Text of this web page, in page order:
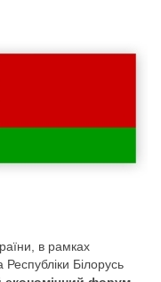
в рамках
Республіки Білорусь